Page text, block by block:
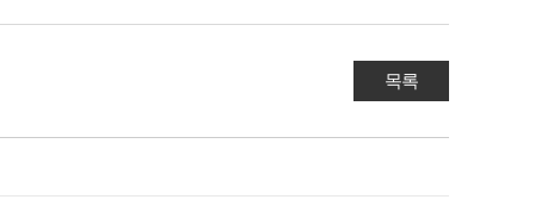
목록